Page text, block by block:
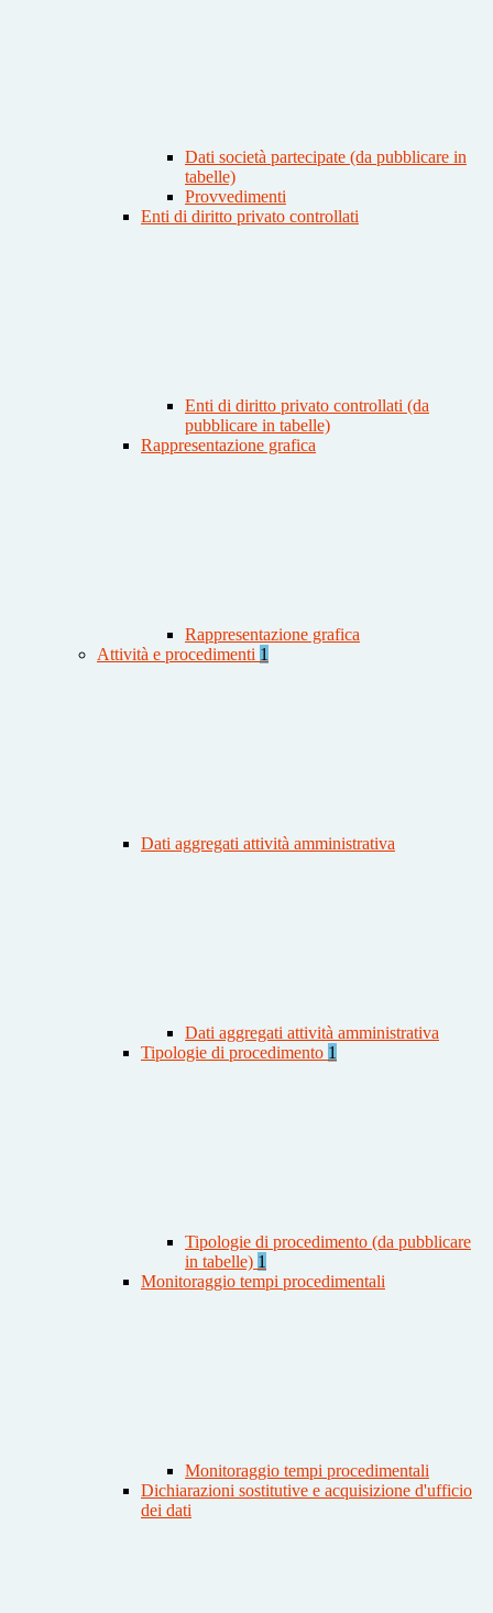
Dati società partecipate (da pubblicare in
tabelle)
Provvedimenti
Enti di diritto privato controllati
Enti di diritto privato controllati (da
pubblicare in tabelle)
Rappresentazione grafica
Rappresentazione grafica
Attività e procedimenti 1
Dati aggregati attività amministrativa
Dati aggregati attività amministrativa
Tipologie di procedimento 1
Tipologie di procedimento (da pubblicare
in tabelle) 1
Monitoraggio tempi procedimentali
Monitoraggio tempi procedimentali
Dichiarazioni sostitutive e acquisizione d'ufficio
dei dati